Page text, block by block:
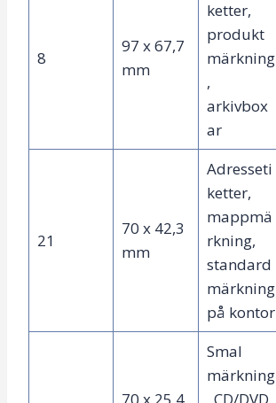
8
97 x 67,7
mm
ketter,
produkt
märkning
,
arkivbox
ar
21
70 x 42,3
mm
Adresseti
ketter,
mappmä
rkning,
standard
märkning
på kontor
Smal
märkning